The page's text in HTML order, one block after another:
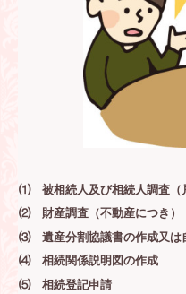
⑴ 被相続人及び相続人調査（
⑵ 財産調査（不動産につき）
⑶ 遺産分割協議書の作成又は
⑷ 相続関係説明図の作成
⑸ 相続登記申請